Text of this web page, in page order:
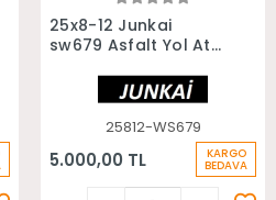
Sepete Ekle
25x8-12 Junkai
sw679 Asfalt Yol Atv
25812-WS679
5.000,00 TL KARGO
BEDAVA